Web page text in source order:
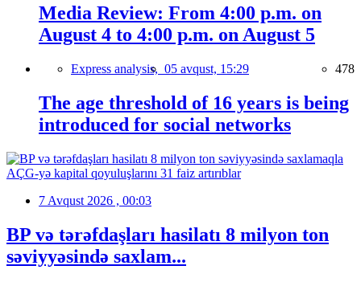
Media Review: From 4:00 p.m. on
August 4 to 4:00 p.m. on August 5
Express analysis, 05 avqust, 15:29 478
The age threshold of 16 years is being
introduced for social networks
7 Avqust 2026 , 00:03
BP və tərəfdaşları hasilatı 8 milyon ton
səviyyəsində saxlam...